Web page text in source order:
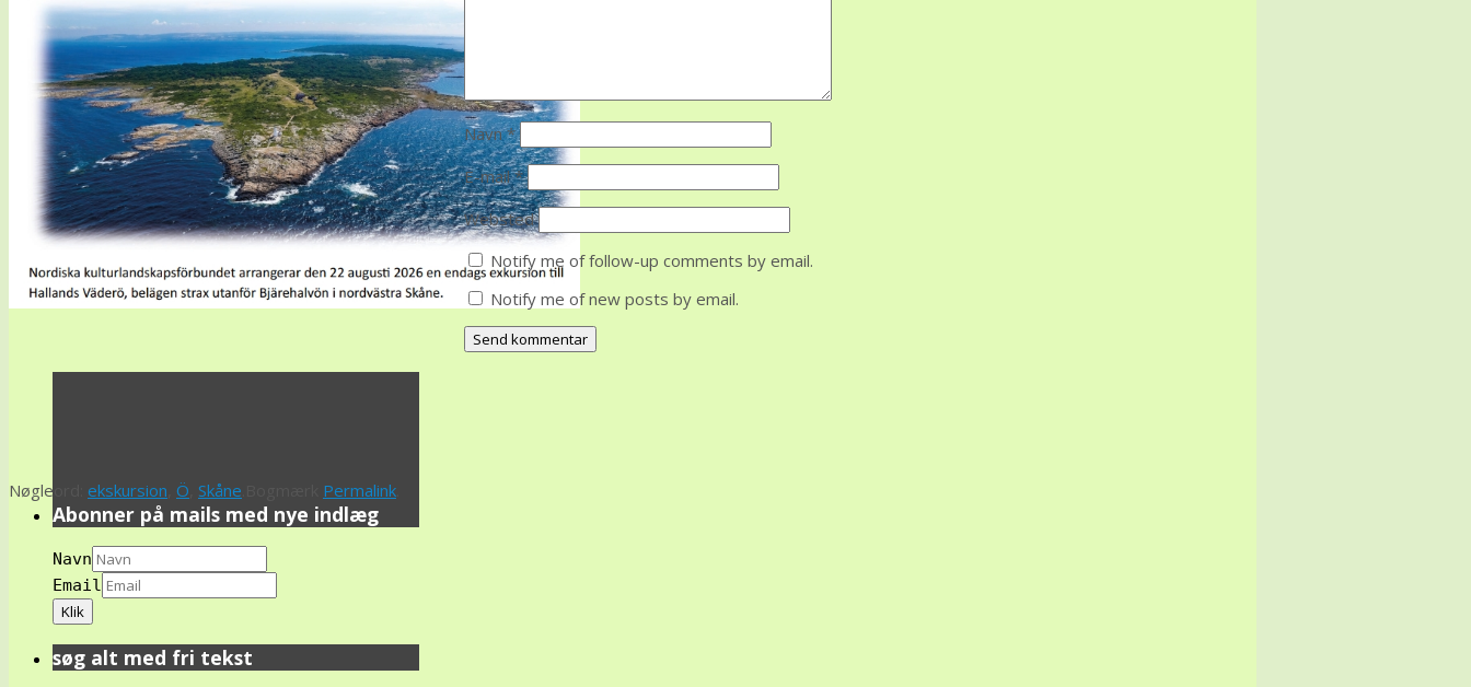
Nøgleord: ekskursion Ö Skåne Permalink
Navn*
E-mail*
Websted
Notify me of follow-up comments by email.
Notify me of new posts by email.
Abonner på mails med nye indlæg
Navn
Email
søg alt med fri tekst